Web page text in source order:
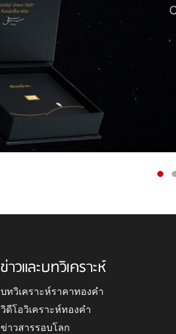
ข่าวและบทวิเคราะห์
บทวิเคราะห์ราคาทองคำ
วิดีโอวิเคราะห์ทองคำ
ข่าวสารรอบโลก